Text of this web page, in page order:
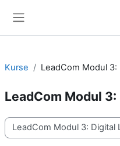
Kurse LeadCom Modul
LeadCom Modul
Kursbereiche